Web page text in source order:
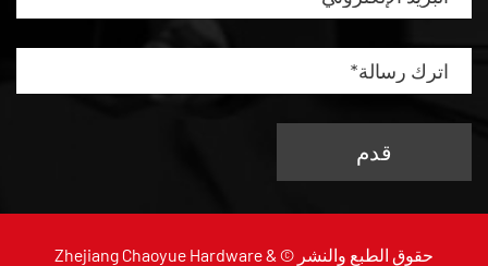
حقوق الطبع والنشر © Zhejiang Chaoyue Hardware &